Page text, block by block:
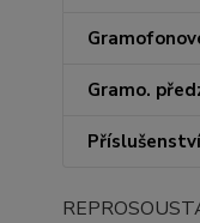
Gramo.
Příslušenství